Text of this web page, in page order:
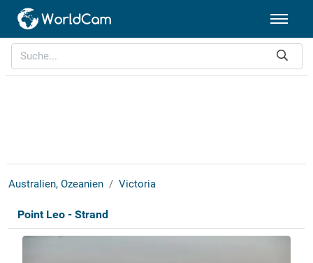
Australien, Ozeanien Victoria
Point Leo - Strand